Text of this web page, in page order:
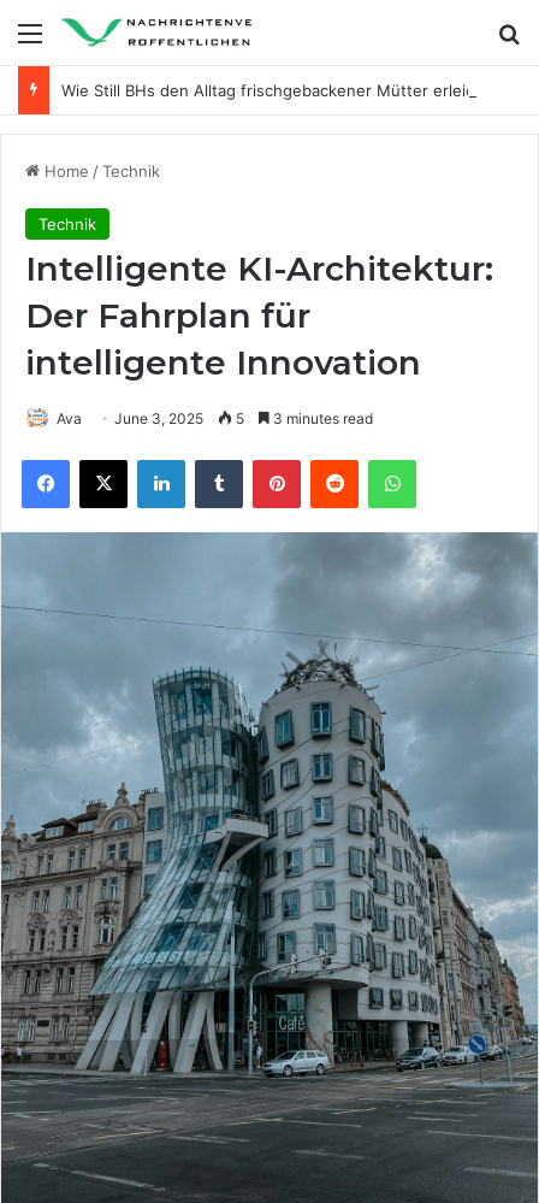
Menu
Home /Technik
Technik
Intelligente KI-Architektur:
Der Fahrplan für
intelligente Innovation
Ava June 3, 2025 5 3 minutes read
Facebook
X LinkedInTumblr PinterestReddit WhatsApp